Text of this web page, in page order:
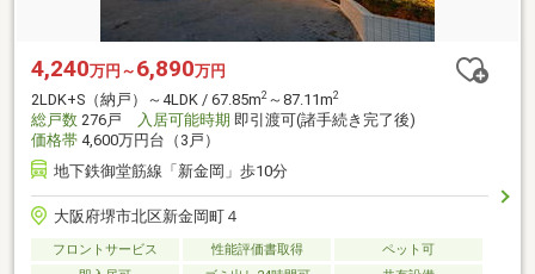
4,240万円～ 6,890万円
2LDK+S（納戸）～4LDK / 67.85m2 ～87.11m2
総戸数 276戸 入居可能時期 即引渡可(諸手続き完了後)
価格帯 4,600万円台（3戸）
地下鉄御堂筋線「新金岡」歩10分
大阪府堺市北区新金岡町４
フロントサービス 性能評価書取得
ペット可